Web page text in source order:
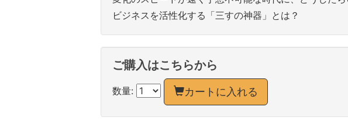
ビジネスを活性化する「三すの神器」とは？
ご購入はこちらから
数量: カートに入れる